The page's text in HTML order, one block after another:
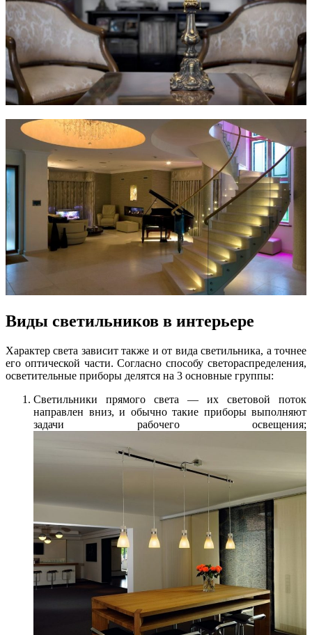
Виды светильников в интерьере
Характер света зависит также и от вида светильника, а точнее
его оптической части. Согласно способу светораспределения,
осветительные приборы делятся на 3 основные группы:
Светильники прямого света — их световой поток
направлен вниз, и обычно такие приборы выполняют
задачи рабочего освещения;